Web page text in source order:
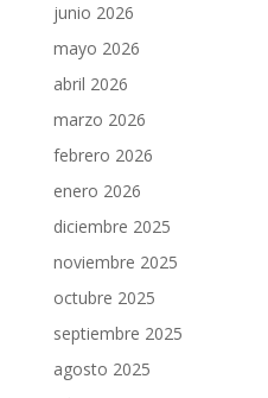
junio 2026
mayo 2026
abril 2026
marzo 2026
febrero 2026
enero 2026
diciembre 2025
noviembre 2025
octubre 2025
septiembre 2025
agosto 2025